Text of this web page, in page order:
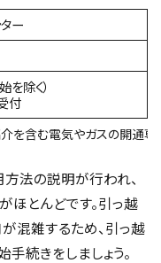
ー
を除く）
付
含む電気やガスの開通専
法の説明が行われ、
とんどです。引っ越
混雑するため、引っ越
続きをしましょう。